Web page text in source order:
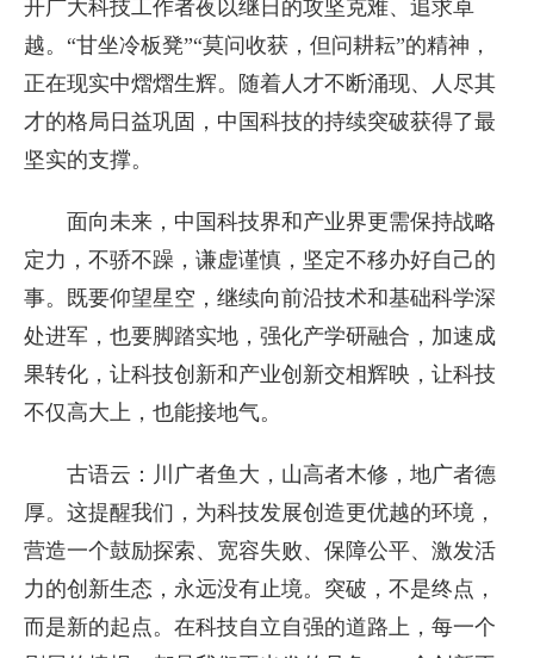
开广大科技工作者夜以继日的攻坚克难、追求卓
越。“甘坐冷板凳”“莫问收获，但问耕耘”的精神，
正在现实中熠熠生辉。随着人才不断涌现、人尽其
才的格局日益巩固，中国科技的持续突破获得了最
坚实的支撑。
面向未来，中国科技界和产业界更需保持战略
定力，不骄不躁，谦虚谨慎，坚定不移办好自己的
事。既要仰望星空，继续向前沿技术和基础科学深
处进军，也要脚踏实地，强化产学研融合，加速成
果转化，让科技创新和产业创新交相辉映，让科技
不仅高大上，也能接地气。
古语云：川广者鱼大，山高者木修，地广者德
厚。这提醒我们，为科技发展创造更优越的环境，
营造一个鼓励探索、宽容失败、保障公平、激发活
力的创新生态，永远没有止境。突破，不是终点，
而是新的起点。在科技自立自强的道路上，每一个